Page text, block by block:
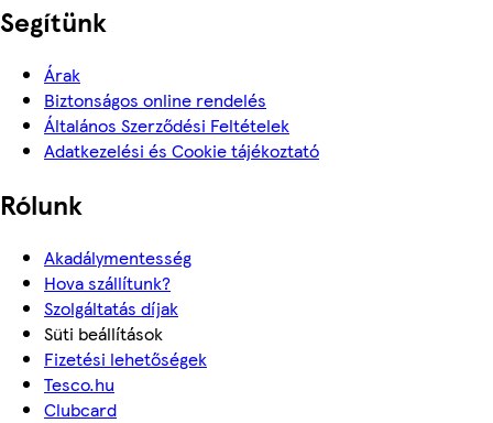
Segítünk
Árak
Biztonságos online rendelés
Általános Szerződési Feltételek
Adatkezelési és Cookie tájékoztató
Rólunk
Akadálymentesség
Hova szállítunk?
Szolgáltatás díjak
Süti beállítások
Fizetési lehetőségek
Tesco.hu
Clubcard